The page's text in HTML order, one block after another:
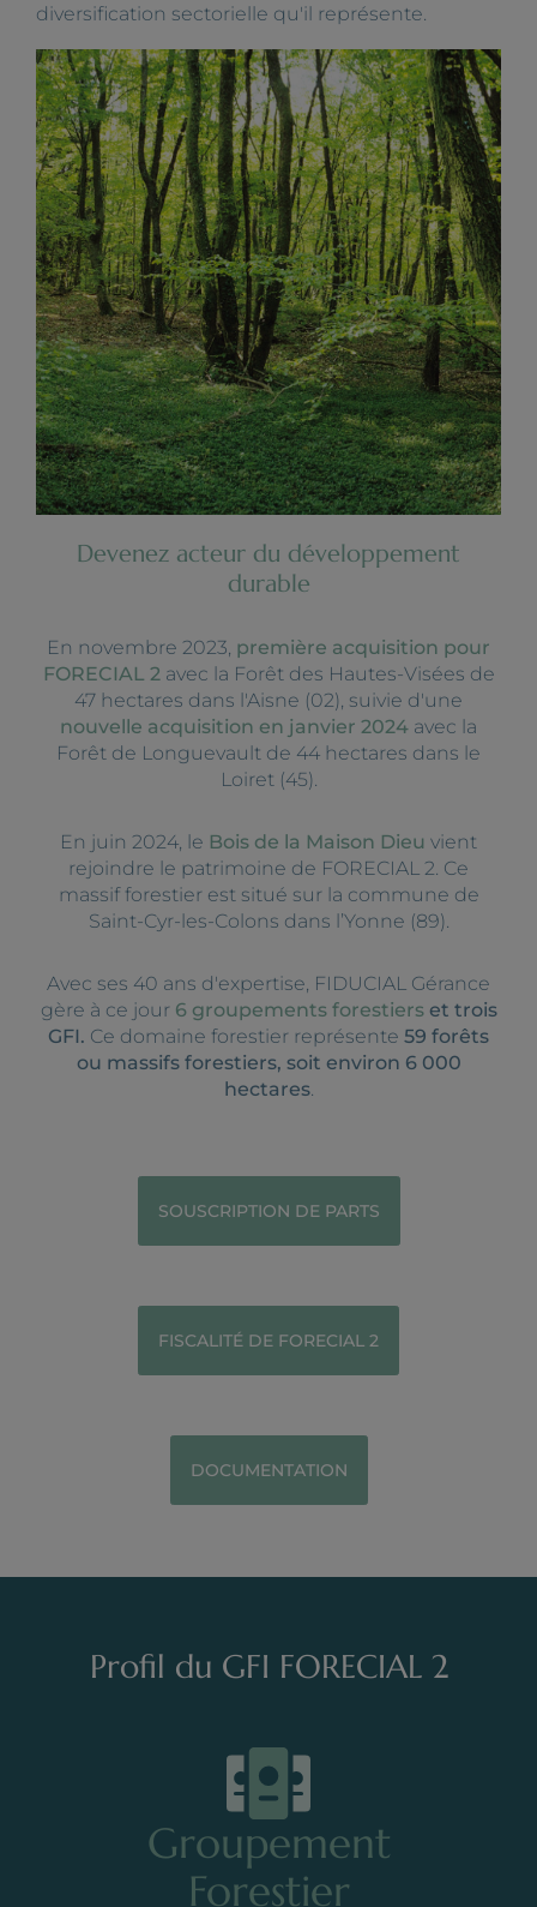
diversification sectorielle qu'il représente.
Devenez acteur du développement
durable
En novembre 2023, première acquisition pour
FORECIAL 2avec la Forêt des Hautes-Visées de
47 hectares dans l'Aisne (02), suivie d'une
nouvelle acquisition en janvier 2024 avec la
Forêt de Longuevault de 44 hectares dans le
Loiret (45).
En juin 2024, le Bois de la Maison Dieu vient
rejoindre le patrimoine de FORECIAL 2. Ce
massif forestier est situé sur la commune de
Saint-Cyr-les-Colons dans l’Yonne (89).
Avec ses 40 ans d'expertise, FIDUCIAL Gérance
gère à ce jour 6 groupements forestierset trois
GFI. Ce domaine forestier représente 59 forêts
ou massifs forestiers, soit environ 6 000
hectares.
SOUSCRIPTION DE PARTS
FISCALITÉ DE FORECIAL 2
DOCUMENTATION
Profil du GFI FORECIAL 2
Groupement
Forestier